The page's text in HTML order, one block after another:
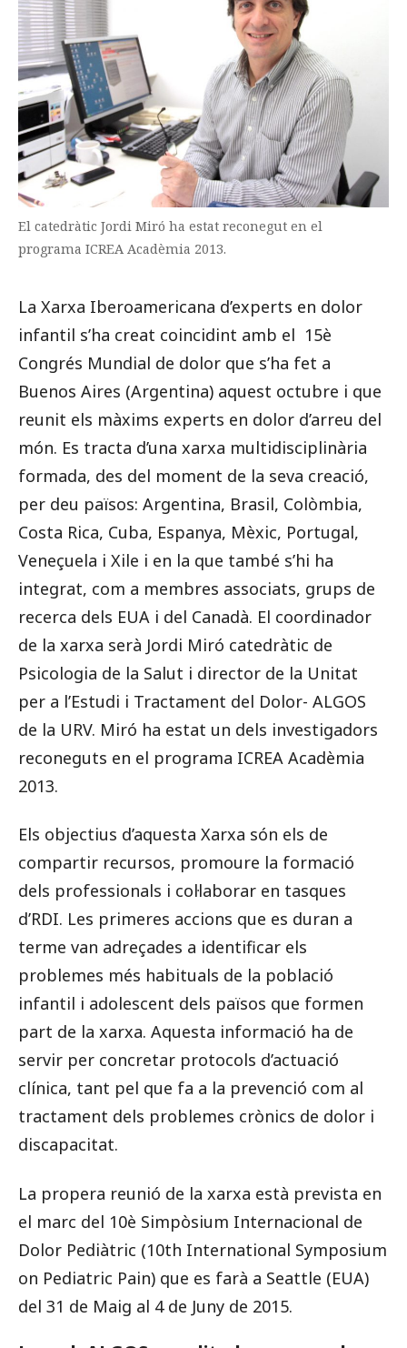
El catedràtic Jordi Miró ha estat reconegut en el
programa ICREA Acadèmia 2013.
La Xarxa Iberoamericana d’experts en dolor
infantil s’ha creat coincidint amb el 15è
Congrés Mundial de dolor que s’ha fet a
Buenos Aires (Argentina) aquest octubre i que
reunit els màxims experts en dolor d’arreu del
món. Es tracta d’una xarxa multidisciplinària
formada, des del moment de la seva creació,
per deu països: Argentina, Brasil, Colòmbia,
Costa Rica, Cuba, Espanya, Mèxic, Portugal,
Veneçuela i Xile i en la que també s’hi ha
integrat, com a membres associats, grups de
recerca dels EUA i del Canadà. El coordinador
de la xarxa serà Jordi Miró catedràtic de
Psicologia de la Salut i director de la Unitat
per a l’Estudi i Tractament del Dolor- ALGOS
de la URV. Miró ha estat un dels investigadors
reconeguts en el programa ICREA Acadèmia
2013.
Els objectius d’aquesta Xarxa són els de
compartir recursos, promoure la formació
dels professionals i col·laborar en tasques
d’RDI. Les primeres accions que es duran a
terme van adreçades a identificar els
problemes més habituals de la població
infantil i adolescent dels països que formen
part de la xarxa. Aquesta informació ha de
servir per concretar protocols d’actuació
clínica, tant pel que fa a la prevenció com al
tractament dels problemes crònics de dolor i
discapacitat.
La propera reunió de la xarxa està prevista en
el marc del 10è Simpòsium Internacional de
Dolor Pediàtric (10th International Symposium
on Pediatric Pain) que es farà a Seattle (EUA)
del 31 de Maig al 4 de Juny de 2015.